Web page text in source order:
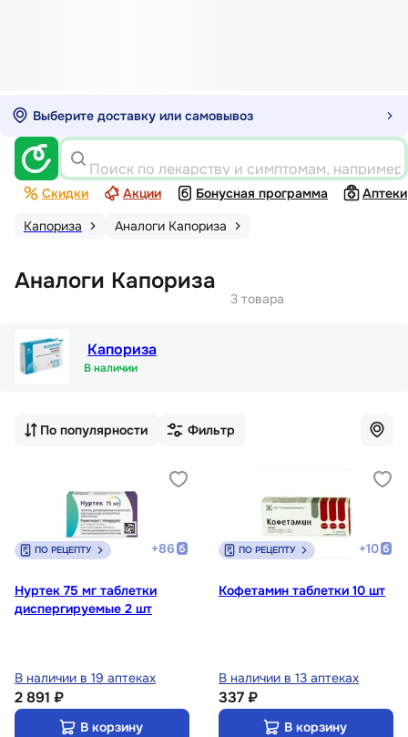
Выберите доставку или самовывоз
Поиск по лекарству и симптомам,
Скидки Акции Бонусная программа
Аптеки
Капориза
Аналоги Капориза
Аналоги Капориза
3 товара
Капориза
В наличии
По популярности Фильтр
ПО РЕЦЕПТУ +86
Нуртек 75 мг таблетки
диспергируемые 2 шт
В наличии в 19 аптеках
2 891 ₽
В корзину
ПО РЕЦЕПТУ +10
Кофетамин таблетки 10 шт
В наличии в 13 аптеках
337 ₽
В корзину